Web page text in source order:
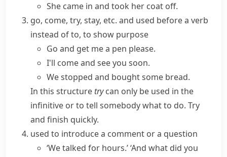
She came in and took her coat off.
go, come, try, stay, etc. and used before a verb
instead ofto, to show purpose
Go and get me a pen please.
I'll come and see you soon.
We stopped and bought some bread.
In this structure trycan only be used in the
infinitive or to tell somebody what to do. Try
and finish quickly.
used to introduce a comment or a question
‘We talked for hours.’ ‘And what did you